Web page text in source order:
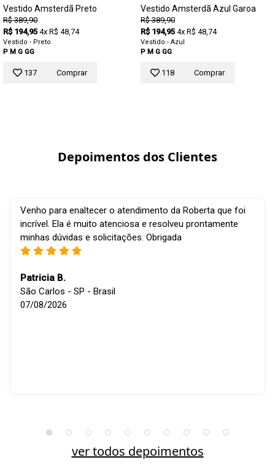
Vestido Amsterdã Preto
R$ 389,90
R$ 194,95 4x R$ 48,74
Vestido - Preto
P M G GG
137 Comprar
Vestido Amsterdã Azul Garoa
R$ 389,90
R$ 194,95 4x R$ 48,74
Vestido - Azul
P M G GG
118 Comprar
Depoimentos dos Clientes
Venho para enaltecer o atendimento da Roberta que foi
incrível. Ela é muito atenciosa e resolveu prontamente
minhas dúvidas e solicitações. Obrigada
Patricia B.
São Carlos - SP - Brasil
07/08/2026
ver todos depoimentos